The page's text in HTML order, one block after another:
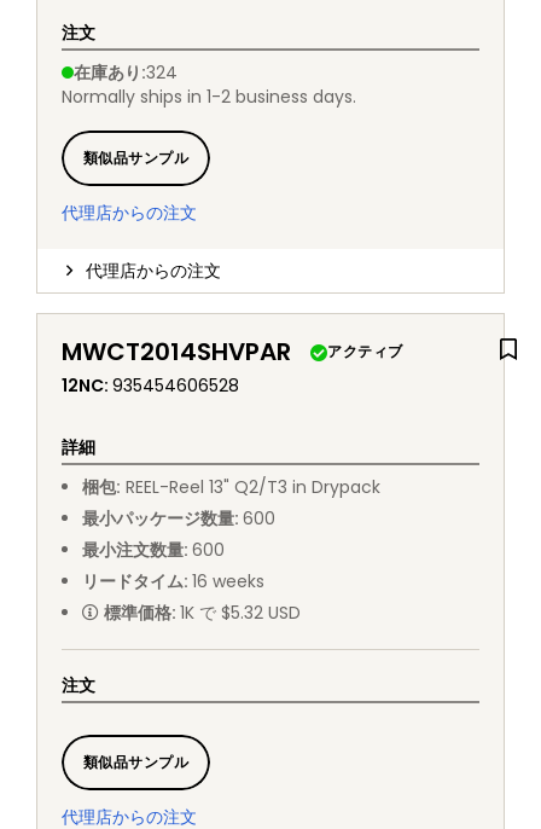
注文
在庫あり :324
Normally ships in 1-2 business days.
類似品サンプル
代理店からの注文
代理店からの注文
MWCT2014SHVPAR アクティブ
12NC: 935454606528
詳細
梱包: REEL-Reel 13" Q2/T3 in Drypack
最小パッケージ数量: 600
最小注文数量: 600
リードタイム: 16 weeks
標準価格: 1K で $5.32 USD
注文
類似品サンプル
代理店からの注文